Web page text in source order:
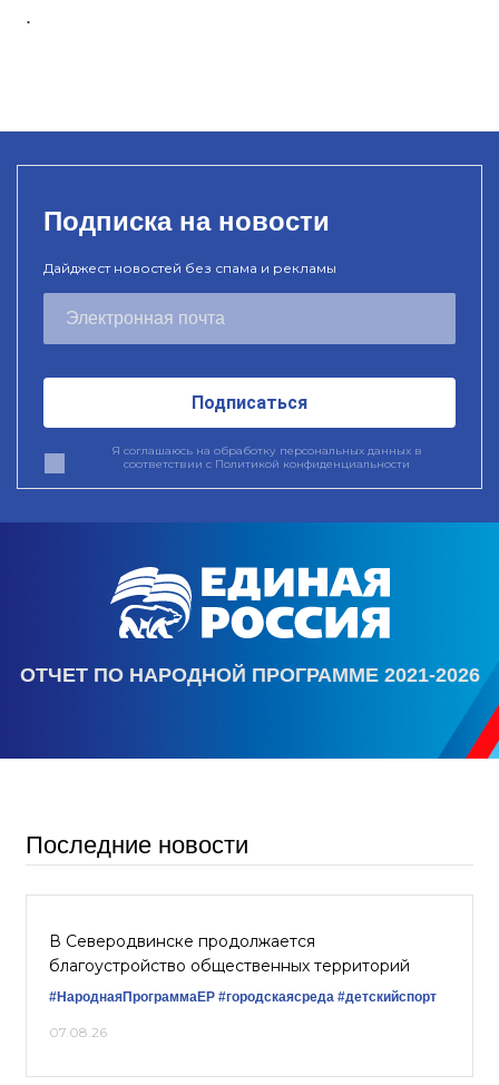
.
Подписка на новости
Дайджест новостей без спама и рекламы
Подписаться
Я соглашаюсь на обработку персональных данных в
соответствии с Политикой конфиденциальности
ОТЧЕТ ПО НАРОДНОЙ ПРОГРАММЕ 2021-2026
Последние новости
В Северодвинске продолжается
благоустройство общественных территорий
#НароднаяПрограммаЕР #городскаясреда #детскийспорт
07.08.26